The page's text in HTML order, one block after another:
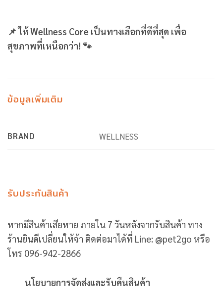
📌 ให้ Wellness Core เป็นทางเลือกที่ดีที่สุด เพื่อ
สุขภาพที่เหนือกว่า! 🐾
ข้อมูลเพิ่มเติม
BRAND WELLNESS
รับประกันสินค้า
หากมีสินค้าเสียหาย ภายใน 7 วันหลังจากรับสินค้า ทาง
ร้านยินดีเปลี่ยนให้จ้า ติดต่อมาได้ที่ Line: @pet2go หรือ
โทร 096-942-2866
นโยบายการจัดส่งและรับคืนสินค้า